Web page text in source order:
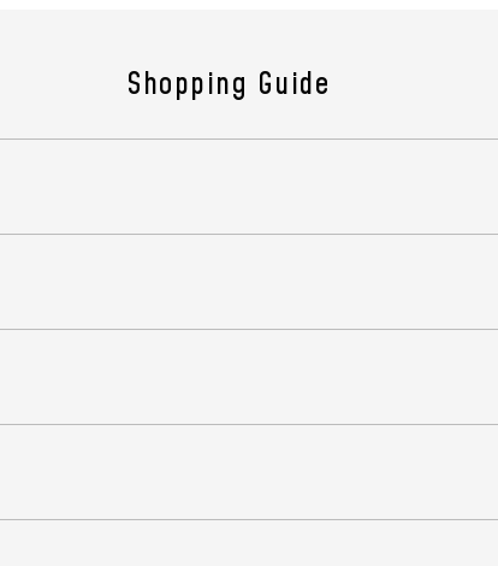
Shopping Guide